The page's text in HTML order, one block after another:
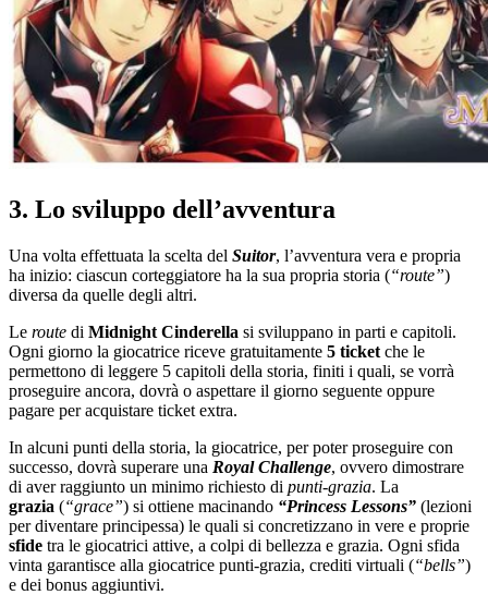
3. Lo sviluppo dell’avventura
Una volta effettuata la scelta del Suitor, l’avventura vera e propria
ha inizio: ciascun corteggiatore ha la sua propria storia (“route”)
diversa da quelle degli altri.
Le route di Midnight Cinderella si sviluppano in parti e capitoli.
Ogni giorno la giocatrice riceve gratuitamente 5 ticket che le
permettono di leggere 5 capitoli della storia, finiti i quali, se vorrà
proseguire ancora, dovrà o aspettare il giorno seguente oppure
pagare per acquistare ticket extra.
In alcuni punti della storia, la giocatrice, per poter proseguire con
successo, dovrà superare una Royal Challenge, ovvero dimostrare
di aver raggiunto un minimo richiesto di punti-grazia. La
grazia (“grace”) si ottiene macinando “Princess Lessons” (lezioni
per diventare principessa) le quali si concretizzano in vere e proprie
sfide tra le giocatrici attive, a colpi di bellezza e grazia. Ogni sfida
vinta garantisce alla giocatrice punti-grazia, crediti virtuali (“bells”)
e dei bonus aggiuntivi.